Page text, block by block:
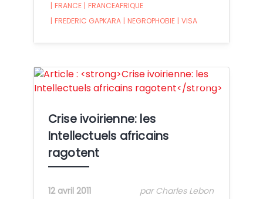
| FRANCE | FRANCEAFRIQUE
| FREDERIC GAPKARA | NEGROPHOBIE | VISA
Crédit:
Crise ivoirienne: les
Intellectuels africains
ragotent
12 avril 2011 par Charles Lebon